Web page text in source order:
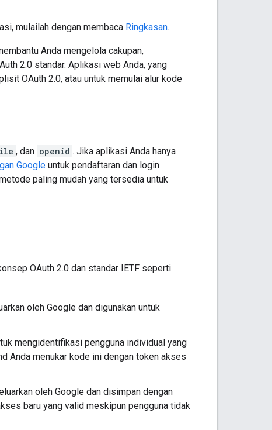
mulailah dengan membaca Ringkasan.
Anda mengelola cakupan,
2.0 standar. Aplikasi web Anda, yang
OAuth 2.0, atau untuk memulai alur kode
, dan openid . Jika aplikasi Anda hanya
Google untuk pendaftaran dan login
paling mudah yang tersedia untuk
OAuth 2.0 dan standar IETF seperti
oleh Google dan digunakan untuk
mengidentifikasi pengguna individual yang
Anda menukar kode ini dengan token akses
oleh Google dan disimpan dengan
baru yang valid meskipun pengguna tidak